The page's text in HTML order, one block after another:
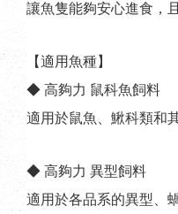
讓魚隻能夠安心進食，
【適用魚種】
◆ 高夠力 鼠科魚飼料
適用於鼠魚、鰍科類和
◆ 高夠力 異型飼料
適用於各品系的異型、